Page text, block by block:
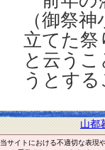
（御祭
立てた祭
と云う
うとす
山都
当サイトにおける不適切な表現